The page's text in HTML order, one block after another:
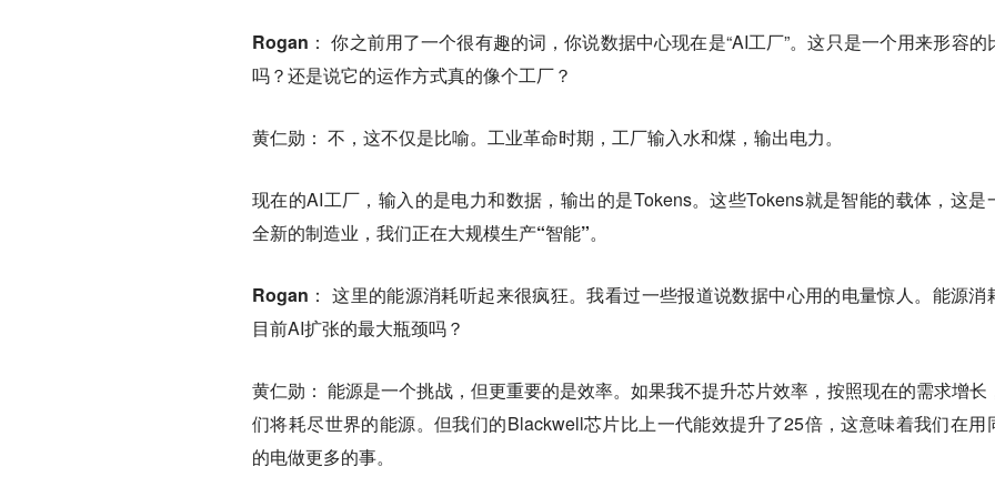
Rogan ： 你之前用了一个很有趣的词，你说数据中心现在是“AI工厂”。这只是一个用来形容的
吗？还是说它的运作方式真的像个工厂？
黄仁勋 ： 不，这不仅是比喻。工业革命时期，工厂输入水和煤，输出电力。
现在的AI工厂，输入的是电力和数据，输出的是Tokens。这些Tokens就是智能的载体，这是
全新的制造业， 我们正在大规模生产“智能”。
Rogan ： 这里的能源消耗听起来很疯狂。我看过一些报道说数据中心用的电量惊人。能源消
目前AI扩张的最大瓶颈吗？
黄仁勋 ： 能源是一个挑战，但更重要的是效率。如果我不提升芯片效率，按照现在的需求增长
们将耗尽世界的能源。但我们的Blackwell芯片比上一代能效提升了25倍，这意味着我们在用
的电做更多的事。